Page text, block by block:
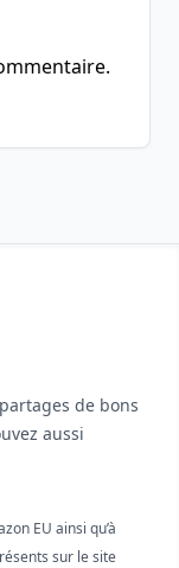
de bons
aussi
EU ainsi qu’à
sur le site